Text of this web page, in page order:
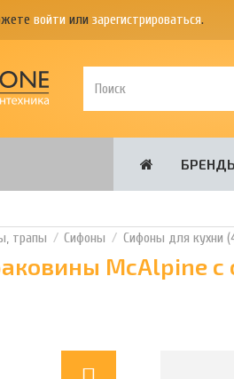
войти или зарегистрироваться.
трапы Сифоны Сифоны для кухни
McAlpine